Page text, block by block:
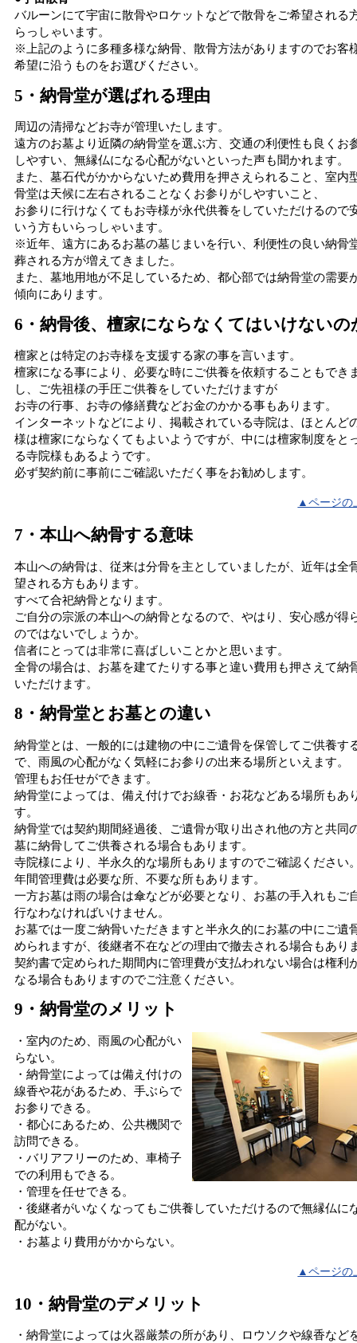
バルーンにて宇宙に散骨やロケットなどで散骨をご希望される
らっしゃいます。
※上記のように多種多様な納骨、散骨方法がありますのでお客
希望に沿うものをお選びください。
5・納骨堂が選ばれる理由
周辺の清掃などお寺が管理いたします。
遠方のお墓より近隣の納骨堂を選ぶ方、交通の利便性も良くお
しやすい、無縁仏になる心配がないといった声も聞かれます。
また、墓石代がかからないため費用を押さえられること、室内
骨堂は天候に左右されることなくお参りがしやすいこと、
お参りに行けなくてもお寺様が永代供養をしていただけるので
いう方もいらっしゃいます。
※近年、遠方にあるお墓の墓じまいを行い、利便性の良い納骨
葬される方が増えてきました。
また、墓地用地が不足しているため、都心部では納骨堂の需要
傾向にあります。
6・納骨後、檀家にならなくてはいけないの
檀家とは特定のお寺様を支援する家の事を言います。
檀家になる事により、必要な時にご供養を依頼することもでき
し、ご先祖様の手圧ご供養をしていただけますが
お寺の行事、お寺の修繕費などお金のかかる事もあります。
インターネットなどにより、掲載されている寺院は、ほとんど
様は檀家にならなくてもよいようですが、中には檀家制度をと
る寺院様もあるようです。
必ず契約前に事前にご確認いただく事をお勧めします。
▲ページの
7・本山へ納骨する意味
本山への納骨は、従来は分骨を主としていましたが、近年は全
望される方もあります。
すべて合祀納骨となります。
ご自分の宗派の本山への納骨となるので、やはり、安心感が得
のではないでしょうか。
信者にとっては非常に喜ばしいことかと思います。
全骨の場合は、お墓を建てたりする事と違い費用も押さえて納
いただけます。
8・納骨堂とお墓との違い
納骨堂とは、一般的には建物の中にご遺骨を保管してご供養す
で、雨風の心配がなく気軽にお参りの出来る場所といえます。
管理もお任せができます。
納骨堂によっては、備え付けでお線香・お花などある場所もあ
す。
納骨堂では契約期間経過後、ご遺骨が取り出され他の方と共同
墓に納骨してご供養される場合もあります。
寺院様により、半永久的な場所もありますのでご確認ください
年間管理費は必要な所、不要な所もあります。
一方お墓は雨の場合は傘などが必要となり、お墓の手入れもご
行なわなければいけません。
お墓では一度ご納骨いただきますと半永久的にお墓の中にご遺
められますが、後継者不在などの理由で撤去される場合もあり
契約書で定められた期間内に管理費が支払われない場合は権利
なる場合もありますのでご注意ください。
9・納骨堂のメリット
・室内のため、雨風の心配がい
らない。
・納骨堂によっては備え付けの
線香や花があるため、手ぶらで
お参りできる。
・都心にあるため、公共機関で
訪問できる。
・バリアフリーのため、車椅子
での利用もできる。
・管理を任せできる。
・後継者がいなくなってもご供養していただけるので無縁仏に
配がない。
・お墓より費用がかからない。
▲ページの
10・納骨堂のデメリット
・納骨堂によっては火器厳禁の所があり、ロウソクや線香など